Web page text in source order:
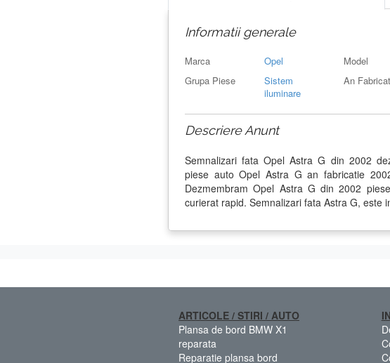
Informatii generale
Marca Opel Model
Grupa Piese
Sistem
iluminare
An
Descriere Anunt
Semnalizari fata Opel Astra G din 2002
piese auto Opel Astra G an fabricatie
Dezmembram Opel Astra G din 2002
curierat rapid. Semnalizari fata Astra G, este
ARTICOLE / STIRI / AUTO
Plansa de bord BMW X1
reparata
Reparatie plansa bord